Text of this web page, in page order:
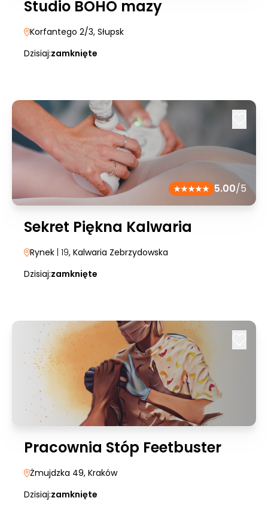
Studio BOHO mazy
Korfantego 2/3, Słupsk
Dzisiaj:zamknięte
5.00/5
Sekret Piękna Kalwaria
Rynek | 19, Kalwaria Zebrzydowska
Dzisiaj:zamknięte
Pracownia Stóp Feetbuster
Żmujdzka 49, Kraków
Dzisiaj:zamknięte